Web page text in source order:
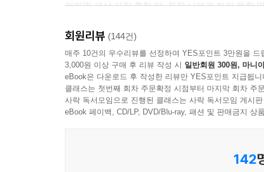
괜찮니?
네 잘못이 아니야.
조금 늦어도 괜찮아.
수고했어, 오늘도.
이미 넌 충분해.
이 모든 말들은
어쩌면 세상 가장 흔한 말, 정작 나에게 하지 못한
숨 가쁜 일상을 살아가며, 오로지 나 자신을 돌보
다독이고, 그들에게 건네던 따뜻한 눈길을 나에
남자」의 토닥토닥 에세이 《나에게 고맙다》는
알 수 있듯 작가는 다른 누구보다 이 삶을 버텨 내
“고마워”, “괜찮아”, “오늘도 수고했어”처럼 내
있다. 남들 신경 쓰느라, 주변 눈치 보느라 유독 인
회원리뷰 (144건)
매주 10건의 우수리뷰를 선정하여 YES포인트 3만원을 드
3,000원 이상 구매 후 리뷰 작성 시 일반회원 300원, 마니
eBook은 다운로드 후 작성한 리뷰만 YES포인트 지급됩니
클래스는 첫번째 회차 주문확정 시점부터 마지막 회차 주
사락 독서모임으로 진행된 클래스는 사락 독서모임 게시
eBook 페이백, CD/LP, DVD/Blu-ray, 패션 및 판매금지 상
142